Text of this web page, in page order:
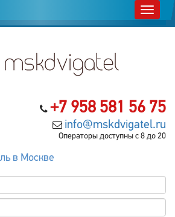
+7 958 581 56 75
info@mskdvigatel.ru
Операторы доступны с 8 до 20
в Москве